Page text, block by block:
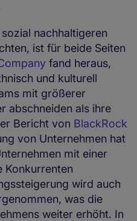
nachhaltigeren
ist für beide Seiten
fand heraus,
und kulturell
mit größerer
abschneiden als ihre
Bericht von BlackRock
von Unternehmen hat
mit einer
Konkurrenten
wird auch
was die
weiter erhöht. In